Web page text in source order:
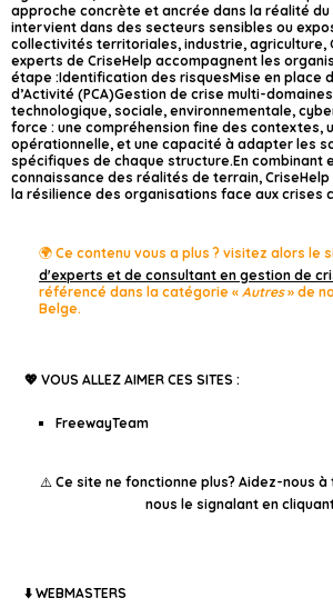
approche concrète et ancrée dans la réalité
intervient dans des secteurs sensibles ou
collectivités territoriales, industrie, agriculture,
experts de CriseHelp accompagnent les
étape :Identification des risquesMise en place
d’Activité (PCA)Gestion de crise multi-
technologique, sociale, environnementale,
force : une compréhension fine des contextes,
opérationnelle, et une capacité à adapter les
spécifiques de chaque structure.En combinant
connaissance des réalités de terrain,
la résilience des organisations face aux crises
🌍 Ce contenu vous a plus ? visitez alors le
d'experts et de consultant en gestion de
référencé dans la catégorie « Autres» de
Belge.
💖 VOUS ALLEZ AIMER CES SITES :
FreewayTeam
⚠️ Ce site ne fonctionne plus? Aidez-nous à
nous le signalant en
⬇️ WEBMASTERS